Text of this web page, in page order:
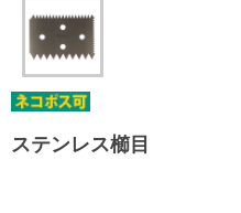
ステンレス櫛目